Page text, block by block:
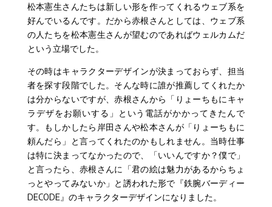
松本憲生さんたちは新しい形を作ってくれるウェブ系を
好んでいるんです。だから赤根さんとしては、ウェブ系
の人たちを松本憲生さんが望むのであればウェルカムだ
という立場でした。
その時はキャラクターデザインが決まっておらず、担当
者を探す段階でした。そんな時に誰が推薦してくれたか
は分からないですが、赤根さんから「りょーちもにキャ
ラデザをお願いする」という電話がかかってきたんで
す。もしかしたら岸田さんや松本さんが「りょーちもに
頼んだら」と言ってくれたのかもしれません。当時仕事
は特に決まってなかったので、「いいんですか？僕で」
と言ったら、赤根さんに「君の絵は魅力があるからちょ
っとやってみないか」と誘われた形で『鉄腕バーディー
DECODE』のキャラクターデザインになりました。